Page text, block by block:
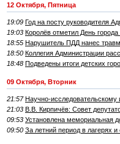
12 Октября, Пятница
19:09 Год на посту руководителя
19:03 Королёв отметил День
18:55 Нарушитель ПДД нанес
18:50 Коллегия Администрации
18:48 Подведены итоги детских
09 Октября, Вторник
21:57 Научно-
21:03 В.В. Кирпичёв: Совет
09:53 Установлена мемориальная
09:50 За летний период в лагерях